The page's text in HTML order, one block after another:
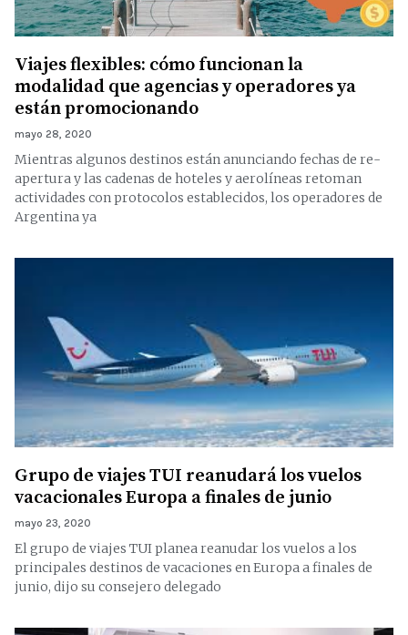
Viajes flexibles: cómo funcionan la
modalidad que agencias y operadores ya
están promocionando
mayo 28, 2020
Mientras algunos destinos están anunciando fechas de re-
apertura y las cadenas de hoteles y aerolíneas retoman
actividades con protocolos establecidos, los operadores de
Argentina ya
Grupo de viajes TUI reanudará los vuelos
vacacionales Europa a finales de junio
mayo 23, 2020
El grupo de viajes TUI planea reanudar los vuelos a los
principales destinos de vacaciones en Europa a finales de
junio, dijo su consejero delegado